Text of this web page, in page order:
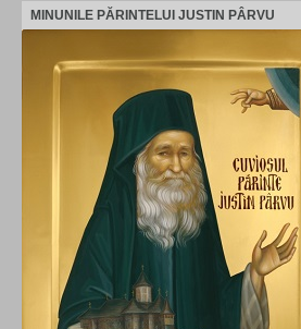
MINUNILE PĂRINTELUI JUSTIN PÂRVU